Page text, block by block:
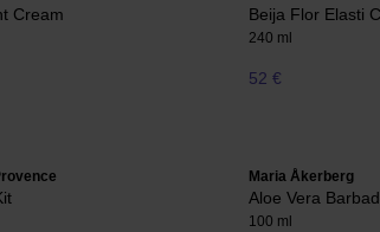
Cream Beija Flor Elasti
240 ml
52 €
Maria Åkerberg
Aloe Vera
100 ml